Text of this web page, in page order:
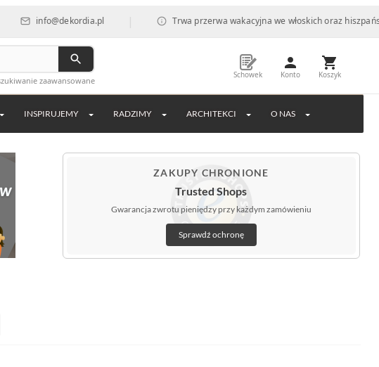
| Trwa przerwa wakacyjna we włoskich oraz hiszpańskich
zaawansowane
Schowek Konto Koszyk
INSPIRUJEMY RADZIMY ARCHITEKCI O NAS
ZAKUPY CHRONIONE
Trusted Shops
Gwarancja zwrotu pieniędzy przy każdym zamówieniu
Sprawdź ochronę